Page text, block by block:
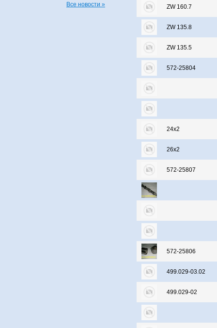
Все новости »
ZW 160.7
ZW 135.8
ZW 135.5
572-25804
24х2
26х2
572-25807
572-25806
499.029-03.02
499.029-02